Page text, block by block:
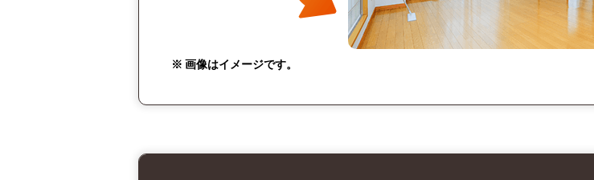
※ 画像はイメージです。